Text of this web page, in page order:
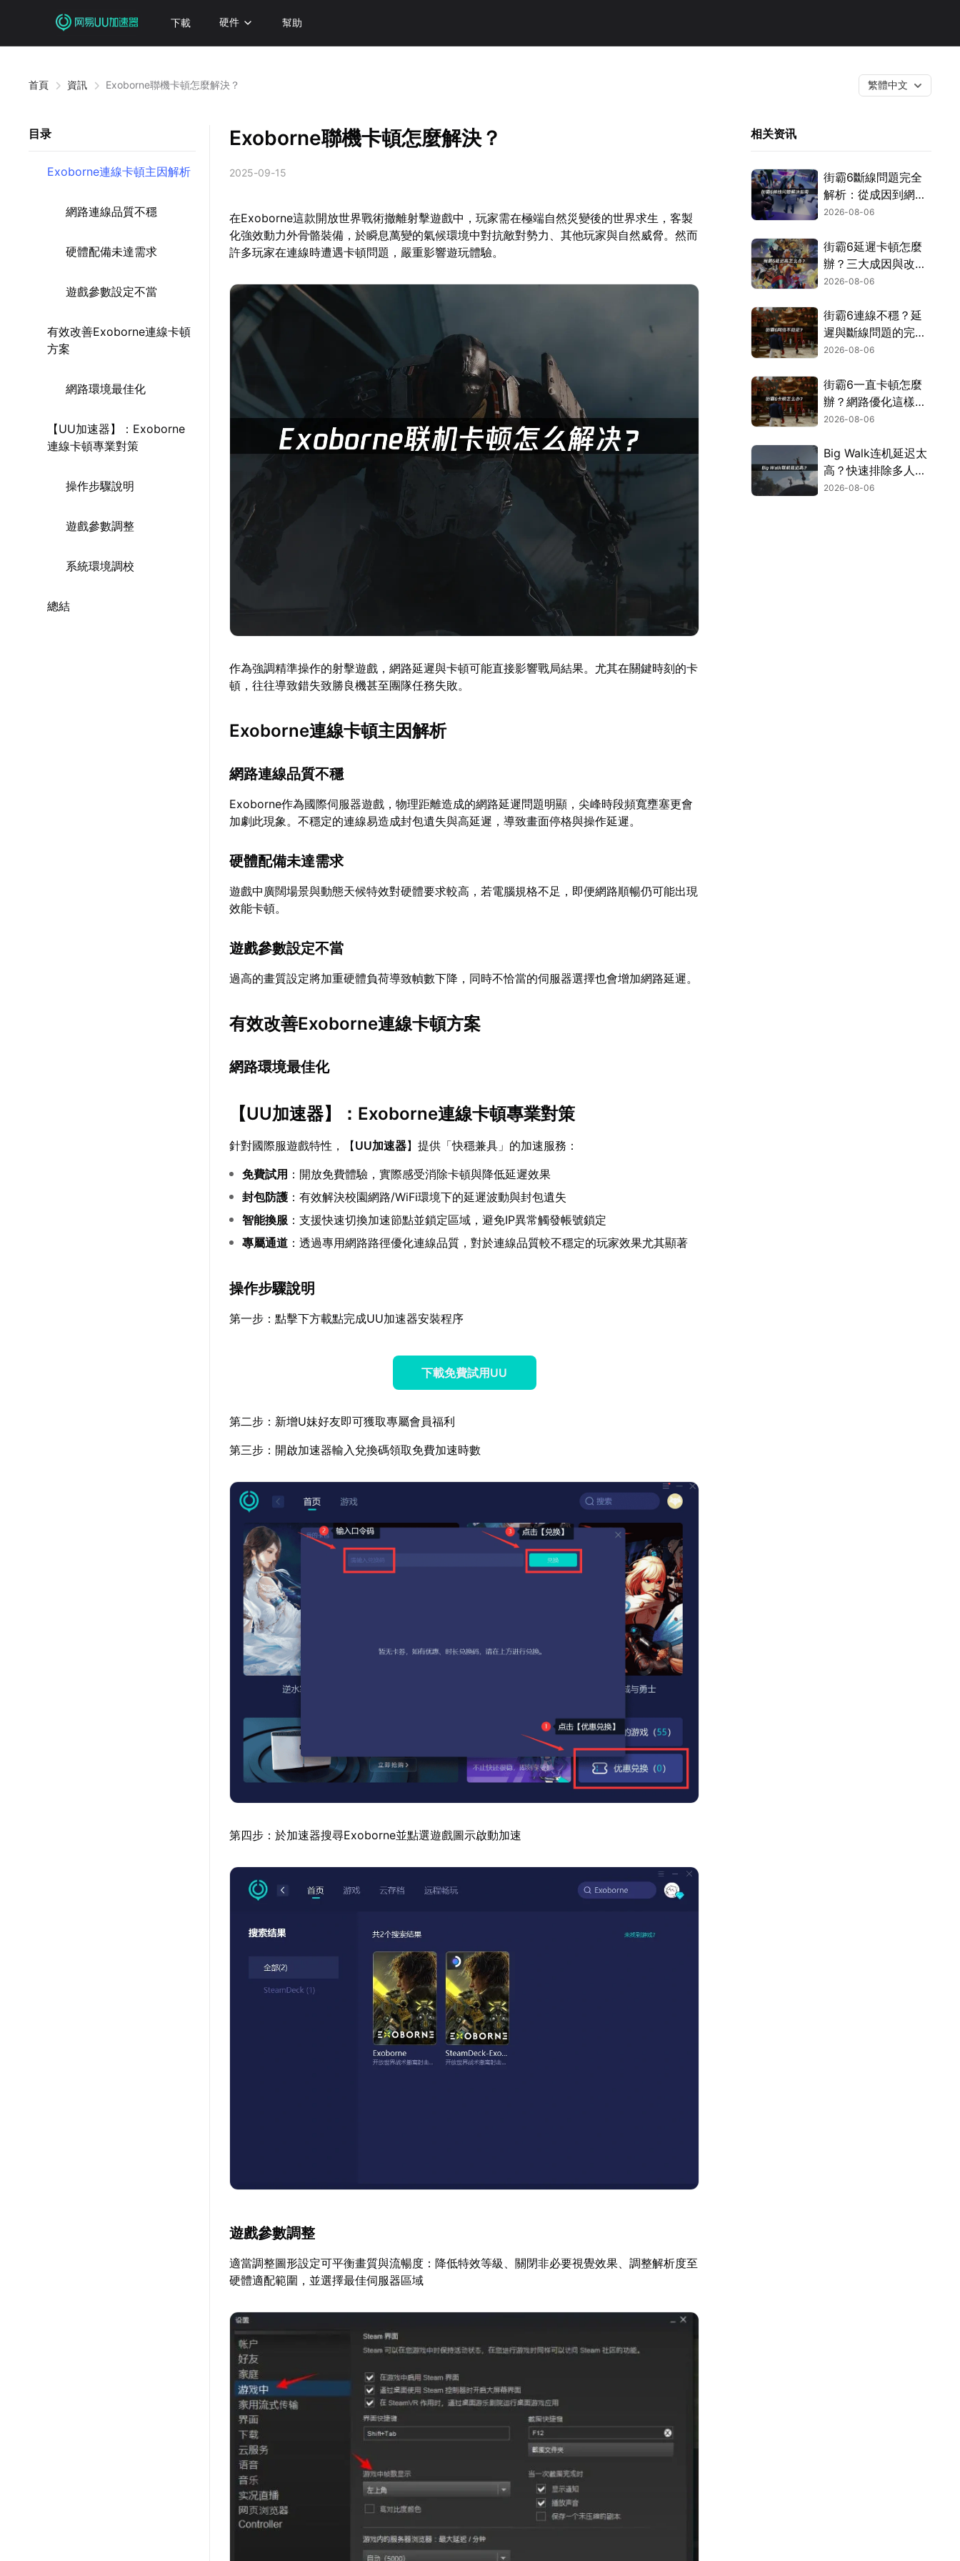
下載 硬件 幫助
首頁 資訊 Exoborne聯機卡頓怎麼解決？ 繁體中文
目录
Exoborne連線卡頓主因解析
網路連線品質不穩
硬體配備未達需求
遊戲參數設定不當
有效改善Exoborne連線卡頓
方案
網路環境最佳化
【UU加速器】：Exoborne
連線卡頓專業對策
操作步驟說明
遊戲參數調整
系統環境調校
總結
Exoborne聯機卡頓怎麼解決？
2025-09-15
在Exoborne這款開放世界戰術撤離射擊遊戲中，玩家需在極端自然災變後的世界求生，客製
化強效動力外骨骼裝備，於瞬息萬變的氣候環境中對抗敵對勢力、其他玩家與自然威脅。然而
許多玩家在連線時遭遇卡頓問題，嚴重影響遊玩體驗。
作為強調精準操作的射擊遊戲，網路延遲與卡頓可能直接影響戰局結果。尤其在關鍵時刻的卡
頓，往往導致錯失致勝良機甚至團隊任務失敗。
Exoborne連線卡頓主因解析
網路連線品質不穩
Exoborne作為國際伺服器遊戲，物理距離造成的網路延遲問題明顯，尖峰時段頻寬壅塞更會
加劇此現象。不穩定的連線易造成封包遺失與高延遲，導致畫面停格與操作延遲。
硬體配備未達需求
遊戲中廣闊場景與動態天候特效對硬體要求較高，若電腦規格不足，即便網路順暢仍可能出現
效能卡頓。
遊戲參數設定不當
過高的畫質設定將加重硬體負荷導致幀數下降，同時不恰當的伺服器選擇也會增加網路延遲。
有效改善Exoborne連線卡頓方案
網路環境最佳化
【UU加速器】：Exoborne連線卡頓專業對策
針對國際服遊戲特性，【UU加速器】提供「快穩兼具」的加速服務：
免費試用 ：開放免費體驗，實際感受消除卡頓與降低延遲效果
封包防護 ：有效解決校園網路/WiFi環境下的延遲波動與封包遺失
智能換服 ：支援快速切換加速節點並鎖定區域，避免IP異常觸發帳號鎖定
專屬通道 ：透過專用網路路徑優化連線品質，對於連線品質較不穩定的玩家效果尤其顯著
操作步驟說明
第一步：點擊下方載點完成UU加速器安裝程序
下載免費試用UU
第二步：新增U妹好友即可獲取專屬會員福利
第三步：開啟加速器輸入兌換碼領取免費加速時數
第四步：於加速器搜尋Exoborne並點選遊戲圖示啟動加速
遊戲參數調整
適當調整圖形設定可平衡畫質與流暢度：降低特效等級、關閉非必要視覺效果、調整解析度至
硬體適配範圍，並選擇最佳伺服器區域
相关资讯
街霸6斷線問題完全
解析：從成因到網路
優化的實用攻略！
2026-08-06
街霸6延遲卡頓怎麼
辦？三大成因與改善
對策！
2026-08-06
街霸6連線不穩？延
遲與斷線問題的完整
解決指南！
2026-08-06
街霸6一直卡頓怎麼
辦？網路優化這樣解
決！
2026-08-06
Big Walk连机延迟太
高？快速排除多人游
玩卡顿困扰！
2026-08-06